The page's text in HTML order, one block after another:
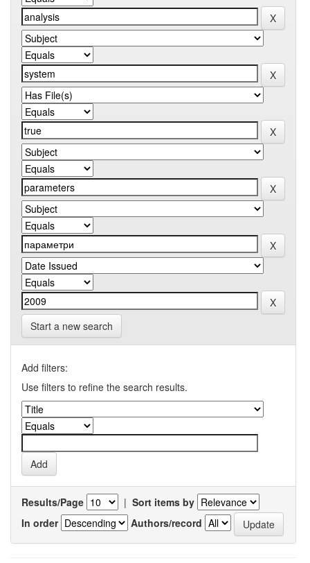
Start a new search
Add filters:
Use filters to refine the search results.
Results/Page | Sort items by
In order
Authors/record